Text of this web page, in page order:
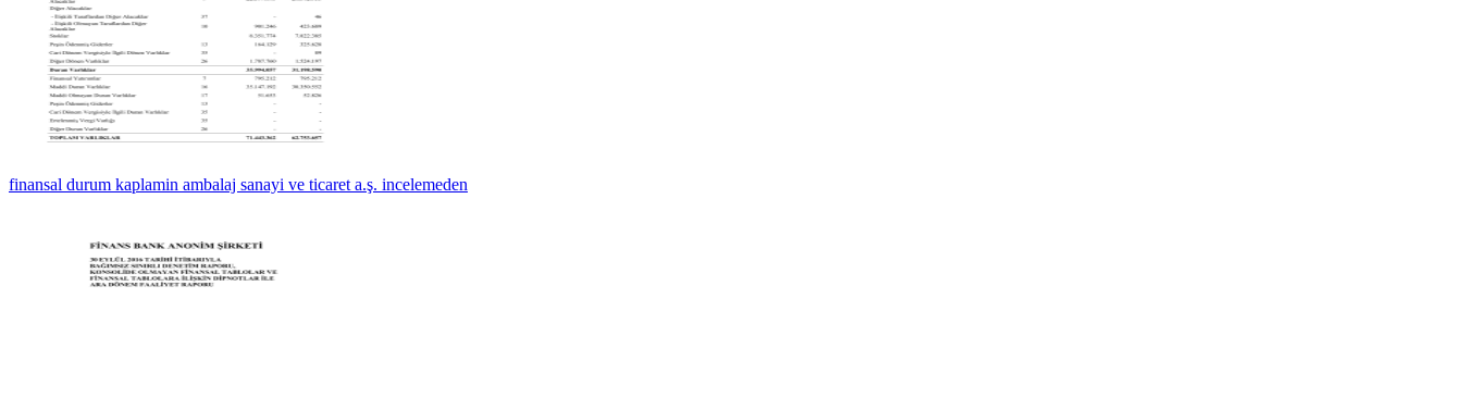
finansal durum kaplamin ambalaj sanayi ve ticaret a.ş. incelemeden